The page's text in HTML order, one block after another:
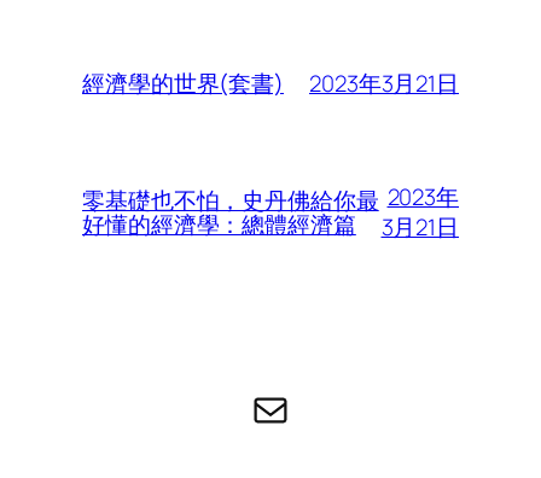
經濟學的世界(套書) 2023年3月21日
零基礎也不怕，史丹佛給你最
好懂的經濟學：總體經濟篇
2023年
3月21日
电子邮件